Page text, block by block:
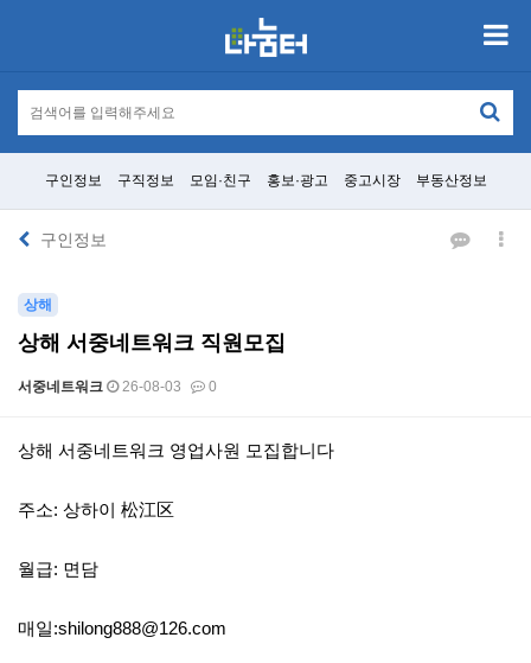
구인정보 구직정보 모임·친구 홍보·광고 중고시장 부동산정보
구인정보
상해
상해 서중네트워크 직원모집
서중네트워크 26-08-03 0
본문
상해 서중네트워크 영업사원 모집합니다
주소: 상하이 松江区
월급: 면담
매일:shilong888@126.com